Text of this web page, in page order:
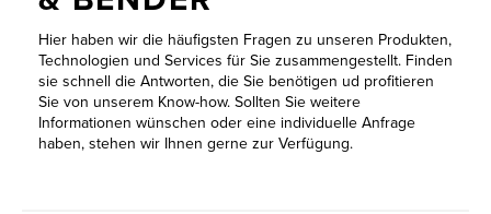
HÄNDLERSUCHE
SERVICE
MESSEN
&
TÜRME
DEFENCE &
SPORT
Hier haben wir die häufigsten Fragen zu unseren Produkten,
Technologien und Services für Sie zusammengestellt. Finden
sie schnell die Antworten, die Sie benötigen ud profitieren
Sie von unserem Know-how. Sollten Sie weitere
Informationen wünschen oder eine individuelle Anfrage
haben, stehen wir Ihnen gerne zur Verfügung.